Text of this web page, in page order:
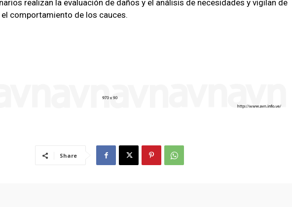
realizan la evaluación de daños y el análisis de necesidades y vigilan de
comportamiento de los cauces.
Share